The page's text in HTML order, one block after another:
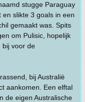
stugge Paraguay
slikte 3 goals in een
gemaakt was. Spits
om Pulisic, hopelijk
bij voor de
bij Australië
aankomen. Een elftal
de eigen Australische